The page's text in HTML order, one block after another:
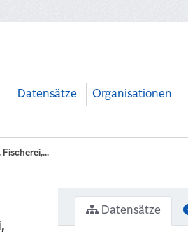
Datensätze Organisationen
Datensätze